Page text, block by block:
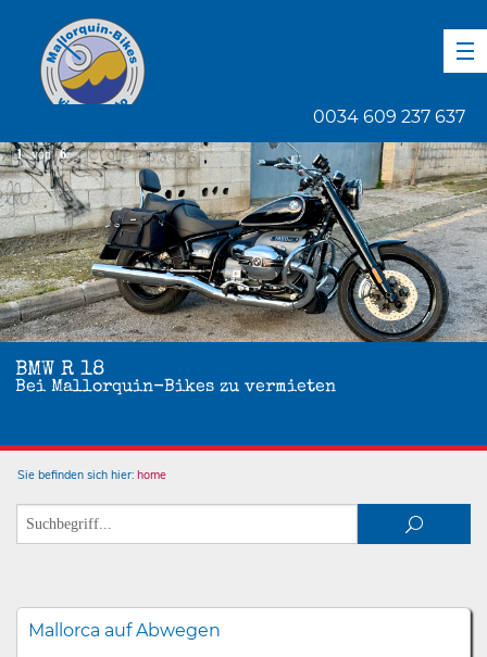
0034 609 237 637
BMW R 18
Bei Mallorquin-Bikes zu vermieten
1 von 6
Sie befinden sich hier: home
Mallorca auf Abwegen